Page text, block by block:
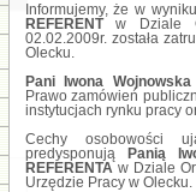
Informujemy, że w
REFERENTw Dziale
02.02.2009r. została
Olecku.
Pani Iwona Wojnowska
Prawo zamówień
instytucjach rynku pracy
Cechy osobowości
predysponują
Panią
REFERENTA w Dziale
Urzędzie Pracy w Olecku.